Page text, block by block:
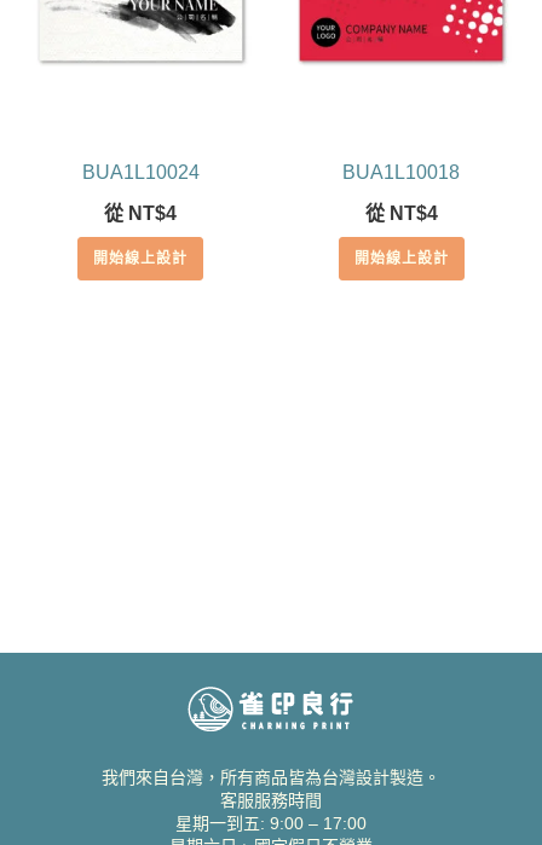
BUA1L10024
從 NT$4
開始線上設計
BUA1L10018
從 NT$4
開始線上設計
我們來自台灣，所有商品皆為台灣設計製造。
客服服務時間
星期一到五: 9:00 – 17:00